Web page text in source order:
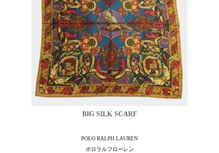
BIG SILK SCARF
POLO RALPH LAUREN
ポロラルフローレン